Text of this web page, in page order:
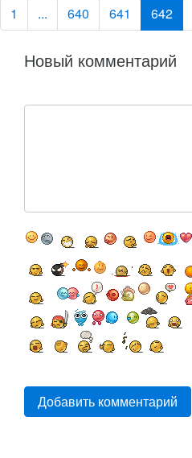
1 ... 640 641 642
Новый комментарий
Добавить комментарий